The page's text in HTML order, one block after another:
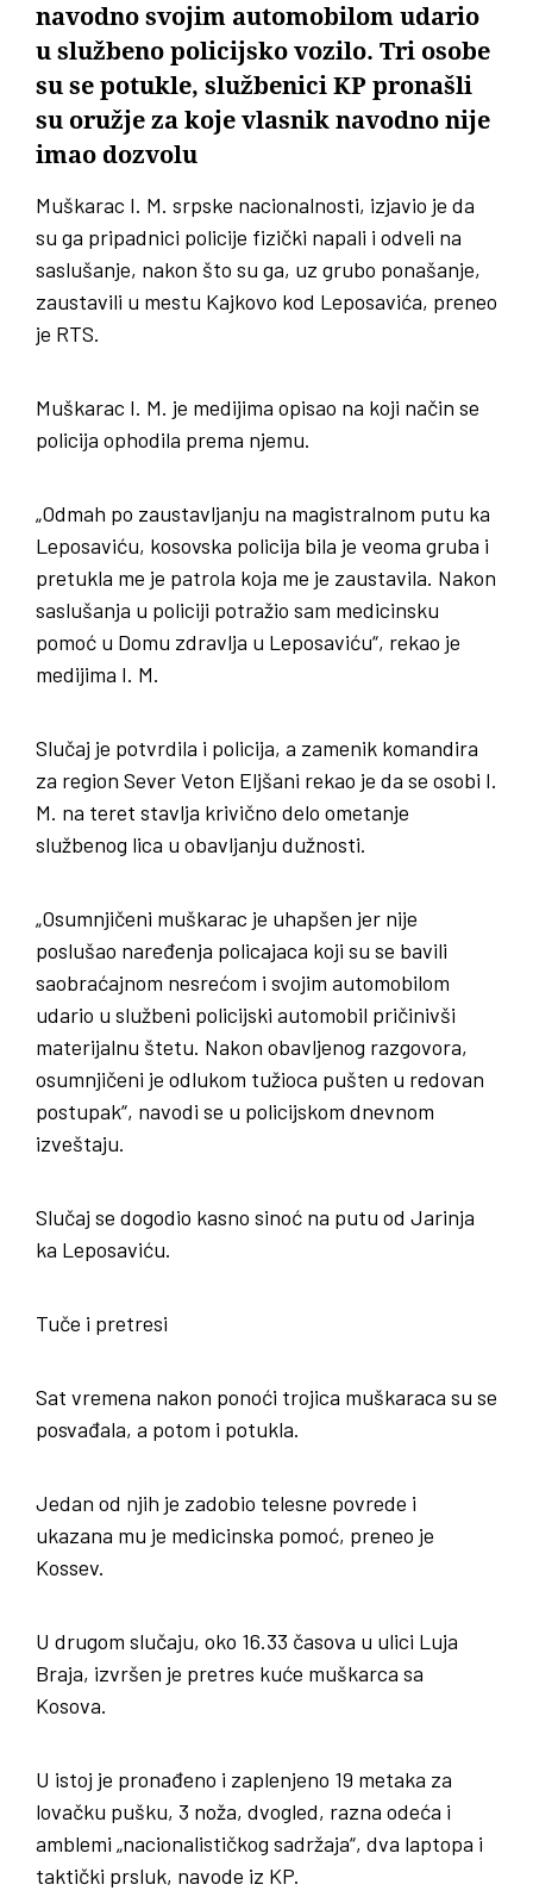
navodno svojim automobilom udario
u službeno policijsko vozilo. Tri osobe
su se potukle, službenici KP pronašli
su oružje za koje vlasnik navodno nije
imao dozvolu
Muškarac I. M. srpske nacionalnosti, izjavio je da
su ga pripadnici policije fizički napali i odveli na
saslušanje, nakon što su ga, uz grubo ponašanje,
zaustavili u mestu Kajkovo kod Leposavića, preneo
je RTS.
Muškarac I. M. je medijima opisao na koji način se
policija ophodila prema njemu.
„Odmah po zaustavljanju na magistralnom putu ka
Leposaviću, kosovska policija bila je veoma gruba i
pretukla me je patrola koja me je zaustavila. Nakon
saslušanja u policiji potražio sam medicinsku
pomoć u Domu zdravlja u Leposaviću“, rekao je
medijima I. M.
Slučaj je potvrdila i policija, a zamenik komandira
za region Sever Veton Eljšani rekao je da se osobi I.
M. na teret stavlja krivično delo ometanje
službenog lica u obavljanju dužnosti.
„Osumnjičeni muškarac je uhapšen jer nije
poslušao naređenja policajaca koji su se bavili
saobraćajnom nesrećom i svojim automobilom
udario u službeni policijski automobil pričinivši
materijalnu štetu. Nakon obavljenog razgovora,
osumnjičeni je odlukom tužioca pušten u redovan
postupak“, navodi se u policijskom dnevnom
izveštaju.
Slučaj se dogodio kasno sinoć na putu od Jarinja
ka Leposaviću.
Tuče i pretresi
Sat vremena nakon ponoći trojica muškaraca su se
posvađala, a potom i potukla.
Jedan od njih je zadobio telesne povrede i
ukazana mu je medicinska pomoć, preneo je
Kossev.
U drugom slučaju, oko 16.33 časova u ulici Luja
Braja, izvršen je pretres kuće muškarca sa
Kosova.
U istoj je pronađeno i zaplenjeno 19 metaka za
lovačku pušku, 3 noža, dvogled, razna odeća i
amblemi „nacionalističkog sadržaja“, dva laptopa i
taktički prsluk, navode iz KP.